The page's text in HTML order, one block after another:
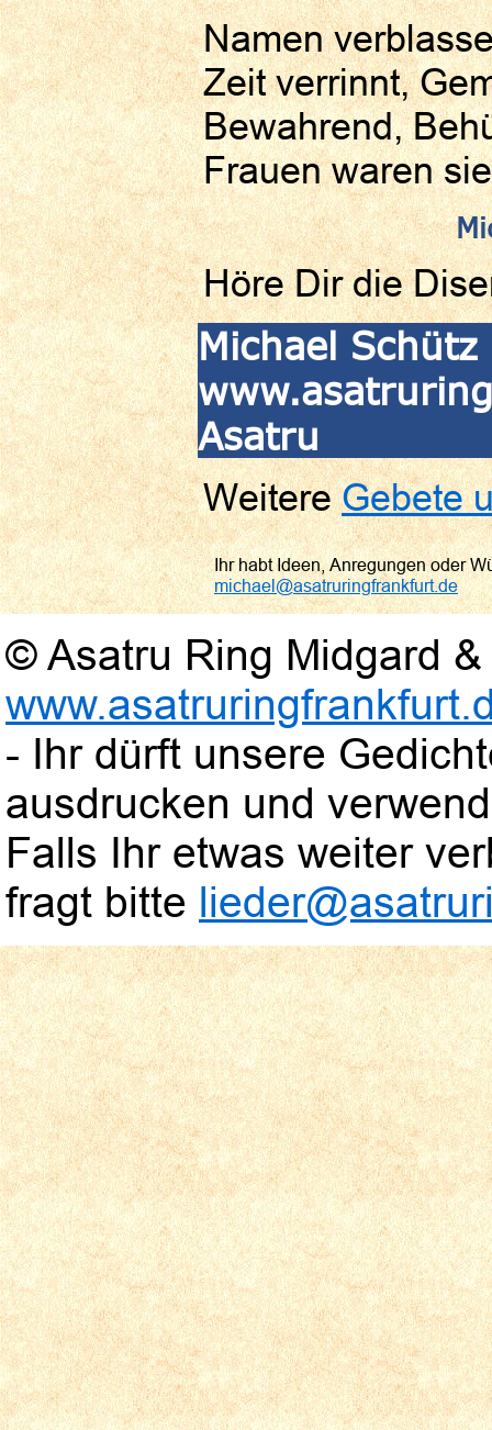
Namen
Zeit verrinnt,
Bewahrend,
Frauen waren
Höre Dir die
Michael
Asatru
WeitereGebete
Ihr habt Ideen, Anregungen oder
michael@asatruringfrankfurt.de
© Asatru Ring Midgard
- Ihr dürft unsere
ausdrucken und
Falls Ihr etwas weiter
fragt bitte